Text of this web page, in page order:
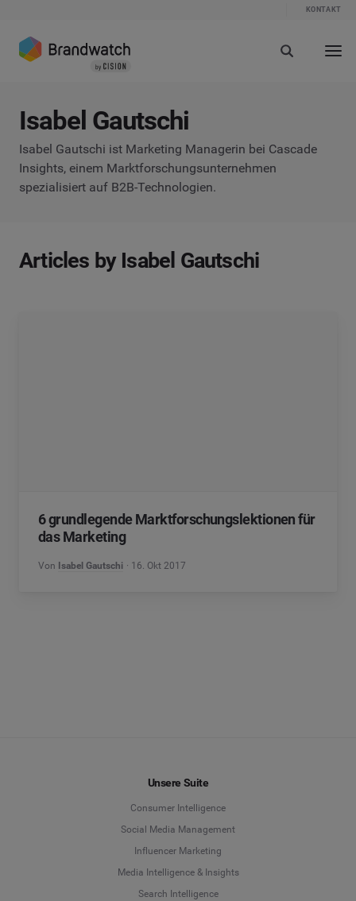
KONTAKT
Isabel Gautschi
Isabel Gautschi ist Marketing Managerin bei Cascade
Insights, einem Marktforschungsunternehmen
spezialisiert auf B2B-Technologien.
Articles by Isabel Gautschi
6 grundlegende Marktforschungslektionen für
das Marketing
Von Isabel Gautschi 16. Okt 2017
Unsere Suite
Consumer Intelligence
Social Media Management
Influencer Marketing
Media Intelligence & Insights
Search Intelligence